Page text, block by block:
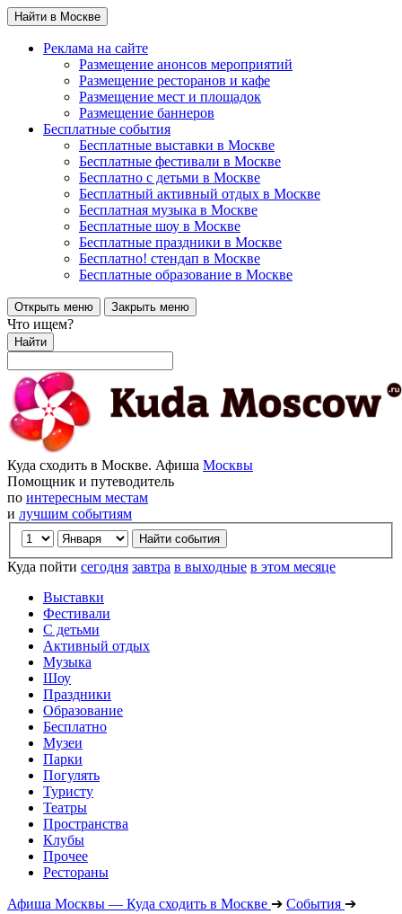
Найти в Москве
Реклама на сайте
Размещение анонсов мероприятий
Размещение ресторанов и кафе
Размещение мест и площадок
Размещение баннеров
Бесплатные события
Бесплатные выставки в Москве
Бесплатные фестивали в Москве
Бесплатно с детьми в Москве
Бесплатный активный отдых в Москве
Бесплатная музыка в Москве
Бесплатные шоу в Москве
Бесплатные праздники в Москве
Бесплатно! стендап в Москве
Бесплатные образование в Москве
Открыть меню Закрыть меню
Что ищем?
Найти
Куда сходить в Москве. Афиша Москвы
Помощник и путеводитель
по интересным местам
и лучшим событиям
Куда пойти сегодня завтра в выходные в этом месяце
Выставки
Фестивали
С детьми
Активный отдых
Музыка
Шоу
Праздники
Образование
Бесплатно
Музеи
Парки
Погулять
Туристу
Театры
Пространства
Клубы
Прочее
Рестораны
Афиша Москвы — Куда сходить в Москве ➔ События ➔